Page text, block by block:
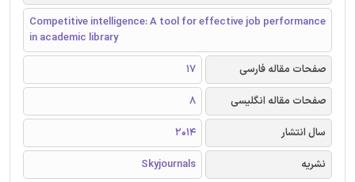
Competitive intelligence: A tool for effective job performance
in academic library
صفحات مقاله فارسی
17
صفحات مقاله انگلیسی
8
سال انتشار
2014
نشریه
Skyjournals